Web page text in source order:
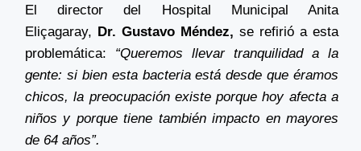
El director del Hospital Municipal Anita
Eliçagaray, Dr. Gustavo Méndez, se refirió a esta
problemática: “Queremos llevar tranquilidad a la
gente: si bien esta bacteria está desde que éramos
chicos, la preocupación existe porque hoy afecta a
niños y porque tiene también impacto en mayores
de 64 años”.